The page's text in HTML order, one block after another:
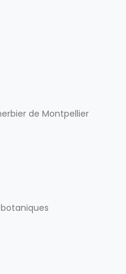
de Montpellier